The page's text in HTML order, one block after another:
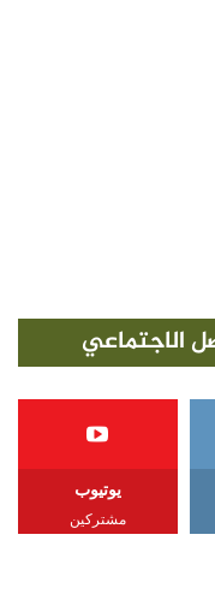
الاجتماعي
يوتيوب
مشتركين